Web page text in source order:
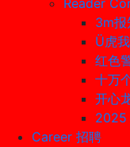
Reader
3m报
Ü虎
红色
十万
开心
2025
Career 招聘